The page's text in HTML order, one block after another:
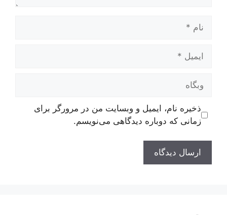
ایمیل
وبگاه
ذخیره نام، ایمیل و وبسایت من در مرورگر برای
زمانی که دوباره دیدگاهی می‌نویسم.